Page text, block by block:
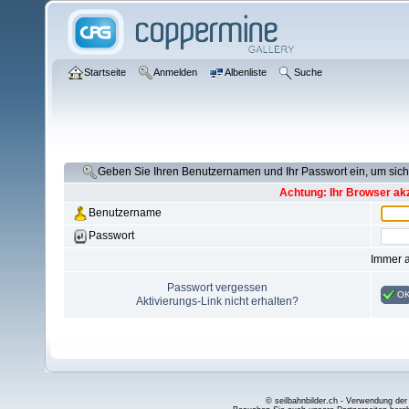
Startseite Anmelden Albenliste Suche
Geben Sie Ihren Benutzernamen und Ihr Passwort ein, um
Achtung: Ihr Browser
Benutzername
Passwort
Immer
Passwort vergessen
Aktivierungs-Link nicht erhalten?
© seilbahnbilder.ch - Verwendung